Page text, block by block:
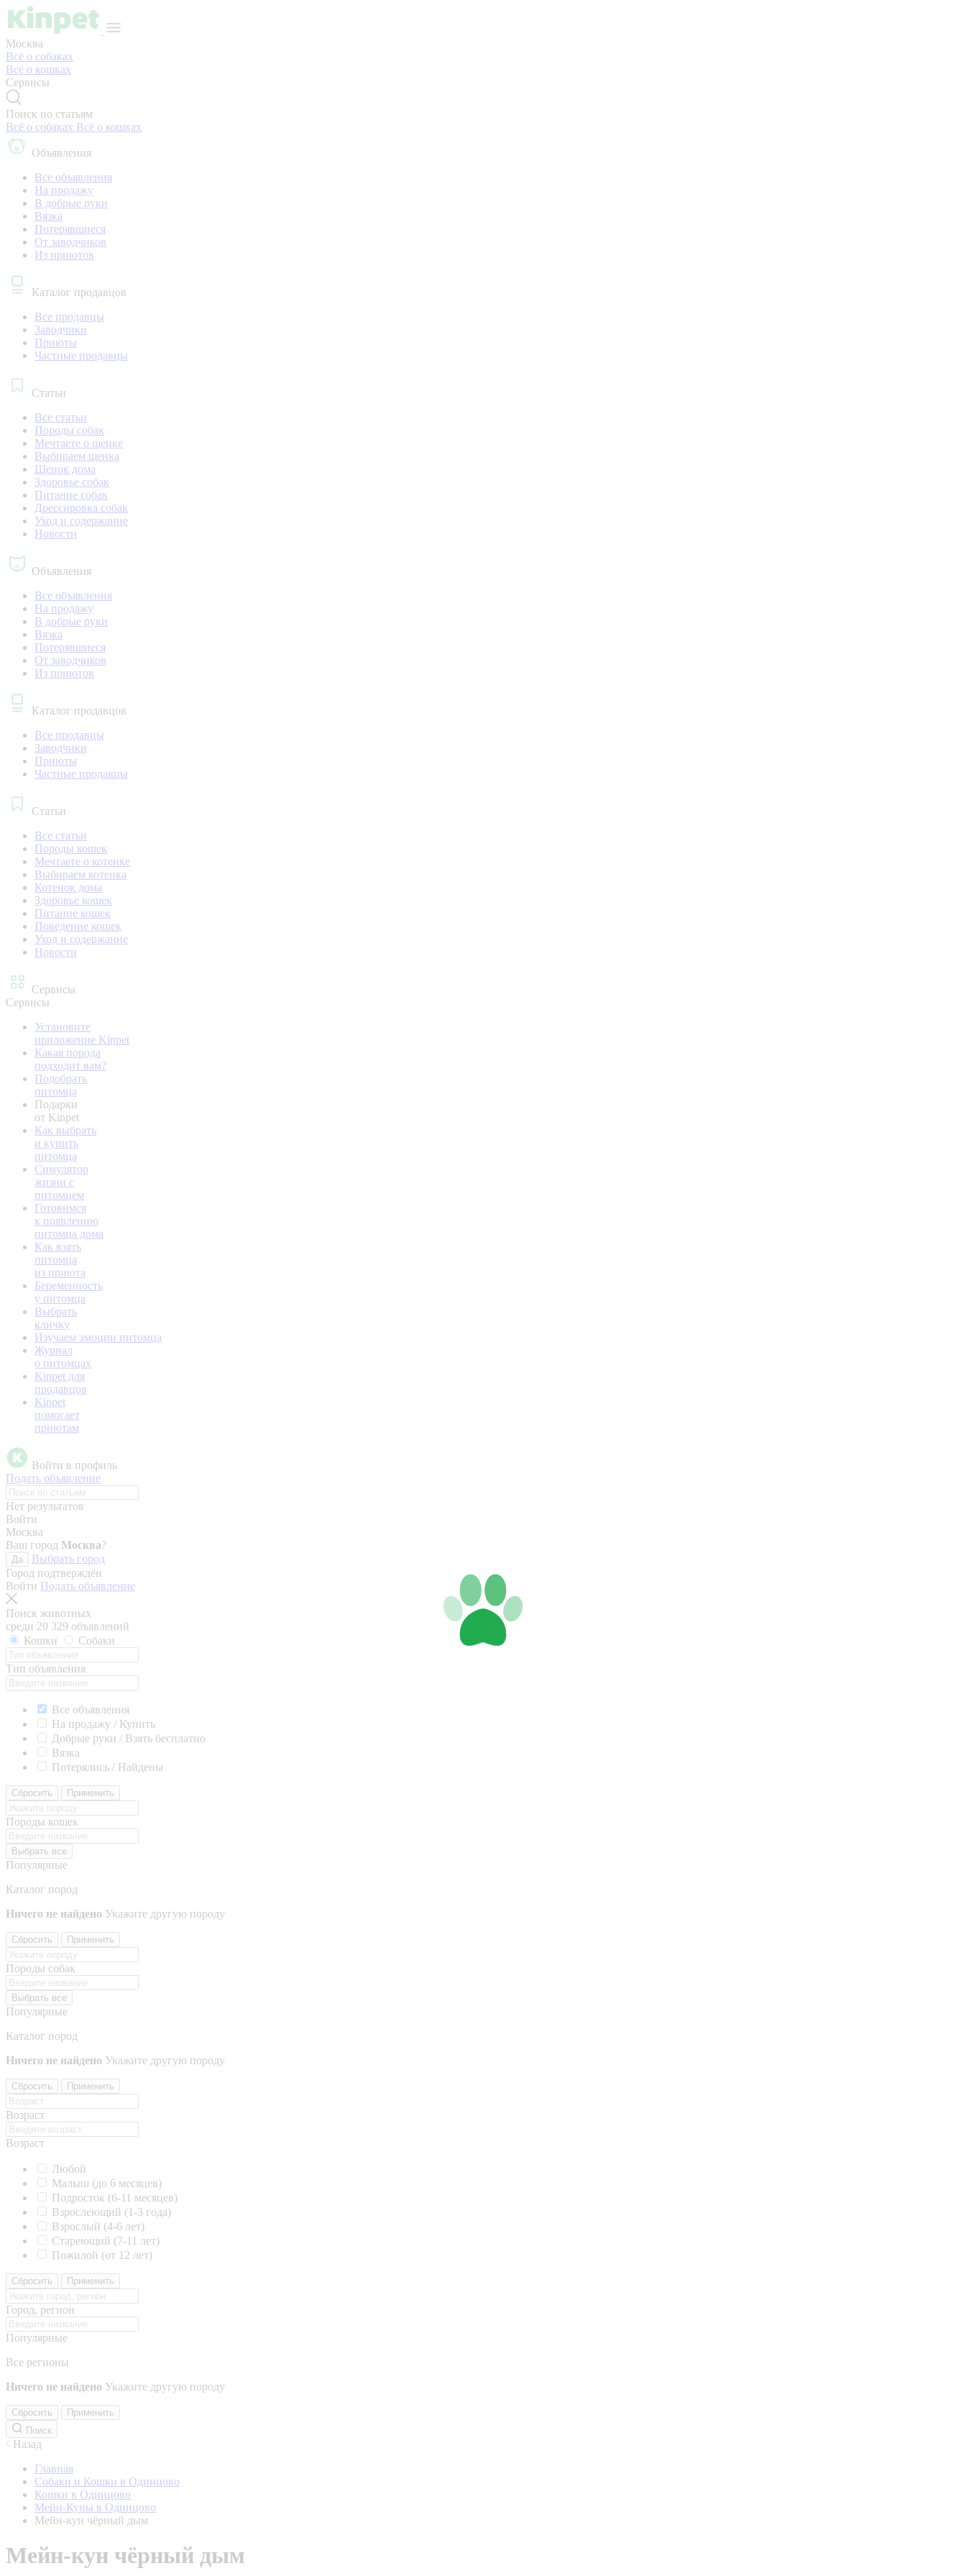
Москва
Всё о собаках
Всё о кошках
Сервисы
Поиск по статьям
Всё о собаках Всё о кошках
Объявления
Все объявления
На продажу
В добрые руки
Вязка
Потерявшиеся
От заводчиков
Из приютов
Каталог продавцов
Все продавцы
Заводчики
Приюты
Частные продавцы
Статьи
Все статьи
Породы собак
Мечтаете о щенке
Выбираем щенка
Щенок дома
Здоровье собак
Питание собак
Дрессировка собак
Уход и содержание
Новости
Объявления
Все объявления
На продажу
В добрые руки
Вязка
Потерявшиеся
От заводчиков
Из приютов
Каталог продавцов
Все продавцы
Заводчики
Приюты
Частные продавцы
Статьи
Все статьи
Породы кошек
Мечтаете о котенке
Выбираем котенка
Котенок дома
Здоровье кошек
Питание кошек
Поведение кошек
Уход и содержание
Новости
Сервисы
Сервисы
Установите
приложение Kinpet
Какая порода
подходит вам?
Подобрать
питомца
Подарки
от Kinpet
Как выбрать
и купить
питомца
Симулятор
жизни с
питомцем
Готовимся
к появлению
питомца дома
Как взять
питомца
из приюта
Беременность
у питомца
Выбрать
кличку
Изучаем эмоции питомца
Журнал
о питомцах
Kinpet для
продавцов
Kinpet
помогает
приютам
Войти в профиль
Подать объявление
Нет результатов
Войти
Москва
Ваш город Москва?
Да
Выбрать город
Город подтверждён
Войти Подать объявление
Поиск животных
среди 20 329 объявлений
Кошки
Собаки
Тип объявления
Все объявления
На продажу / Купить
Добрые руки / Взять бесплатно
Вязка
Потерялись / Найдены
Сбросить Применить
Породы кошек
Выбрать все
Популярные
Каталог пород
Ничего не найдено Укажите другую породу
Сбросить Применить
Породы собак
Выбрать все
Популярные
Каталог пород
Ничего не найдено Укажите другую породу
Сбросить Применить
Возраст
Возраст
Любой
Малыш (до 6 месяцев)
Подросток (6-11 месяцев)
Взрослеющий (1-3 года)
Взрослый (4-6 лет)
Стареющий (7-11 лет)
Пожилой (от 12 лет)
Сбросить Применить
Город, регион
Популярные
Все регионы
Ничего не найдено Укажите другую породу
Сбросить
Применить
Поиск
Назад
Главная
Собаки и Кошки в Одинцово
Кошки в Одинцово
Мейн-Куны в Одинцово
Мейн-кун чёрный дым
Мейн-кун чёрный дым